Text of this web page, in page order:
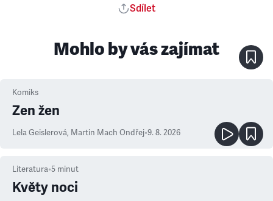
Sdílet
Mohlo by vás zajímat
Komiks
Zen žen
Lela Geislerová, Martin Mach Ondřej•9. 8. 2026
Literatura•5 minut
Květy noci